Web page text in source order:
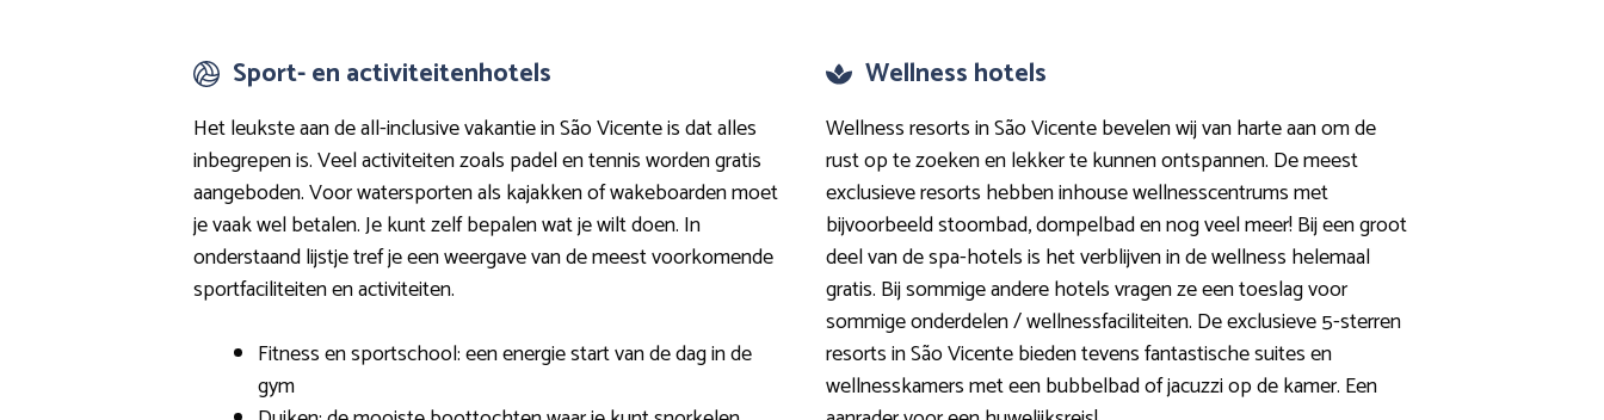
Sport- en activiteitenhotels
Het leukste aan de all-inclusive vakantie in São Vicente is dat alles
inbegrepen is. Veel activiteiten zoals padel en tennis worden gratis
aangeboden. Voor watersporten als kajakken of wakeboarden moet
je vaak wel betalen. Je kunt zelf bepalen wat je wilt doen. In
onderstaand lijstje tref je een weergave van de meest voorkomende
sportfaciliteiten en activiteiten.
Fitness en sportschool: een energie start van de dag in de
gym
Wellness hotels
Wellness resorts in São Vicente bevelen wij van harte aan om de
rust op te zoeken en lekker te kunnen ontspannen. De meest
exclusieve resorts hebben inhouse wellnesscentrums met
bijvoorbeeld stoombad, dompelbad en nog veel meer! Bij een groot
deel van de spa-hotels is het verblijven in de wellness helemaal
gratis. Bij sommige andere hotels vragen ze een toeslag voor
sommige onderdelen / wellnessfaciliteiten. De exclusieve 5-sterren
resorts in São Vicente bieden tevens fantastische suites en
wellnesskamers met een bubbelbad of jacuzzi op de kamer. Een